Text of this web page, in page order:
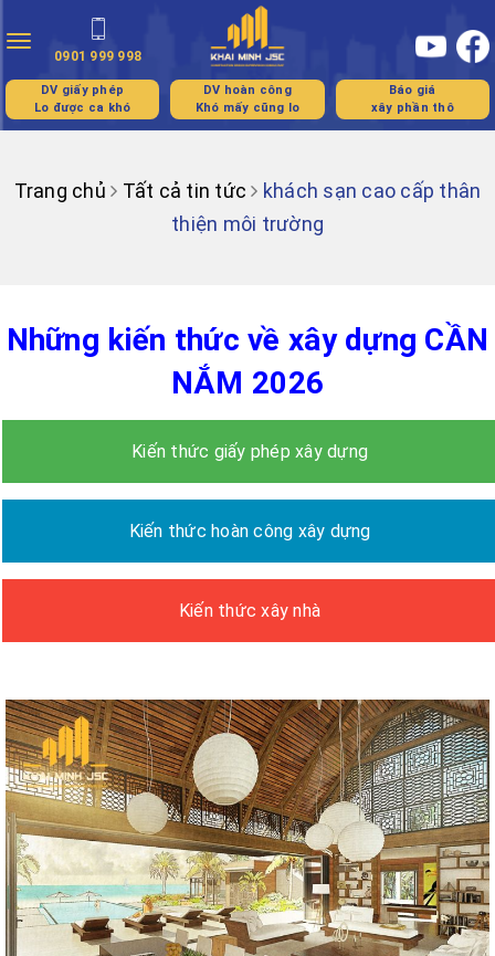
Toggle
navigation
0901 999 998
DV giấy phép
Lo được ca khó
DV hoàn công
Khó mấy cũng lo
Báo giá
xây phần thô
Trang chủ Tất cả tin tức
khách sạn cao cấp thân
thiện môi trường
Những kiến thức về xây dựng CẦN
NẮM 2026
Kiến thức giấy phép xây dựng
Kiến thức hoàn công xây dựng
Kiến thức xây nhà